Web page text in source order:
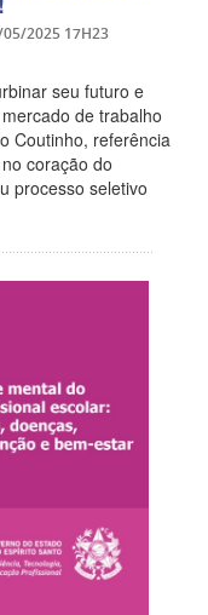
2025 17H23
seu futuro e
de trabalho
Coutinho, referência
coração do
processo seletivo